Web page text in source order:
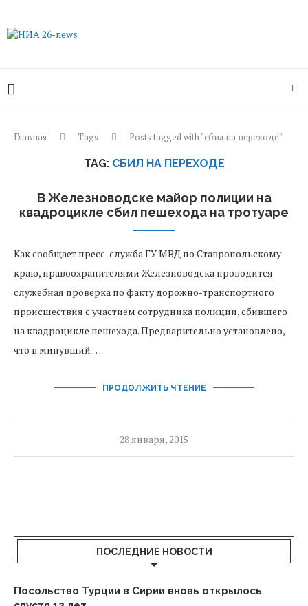
Главная Tags Posts tagged with "сбил на переходе"
TAG: СБИЛ НА ПЕРЕХОДЕ
В Железноводске майор полиции на
квадроцикле сбил пешехода на тротуаре
Как сообщает пресс-служба ГУ МВД по Ставропольскому
краю, правоохранителями Железноводска проводится
служебная проверка по факту дорожно-транспортного
происшествия с участием сотрудника полиции, сбившего
на квадроцикле пешехода. Предварительно установлено,
что в минувший …
ПРОДОЛЖИТЬ ЧТЕНИЕ
28 января, 2015
ПОСЛЕДНИЕ НОВОСТИ
Посольство Турции в Сирии вновь открылось